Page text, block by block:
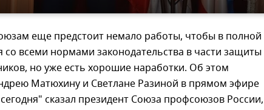
еще предстоит немало работы, чтобы в полной
со всеми нормами законодательства в части защиты
но уже есть хорошие наработки. Об этом
Матюхину и Светлане Разиной в прямом эфире
сказал президент Союза профсоюзов России,